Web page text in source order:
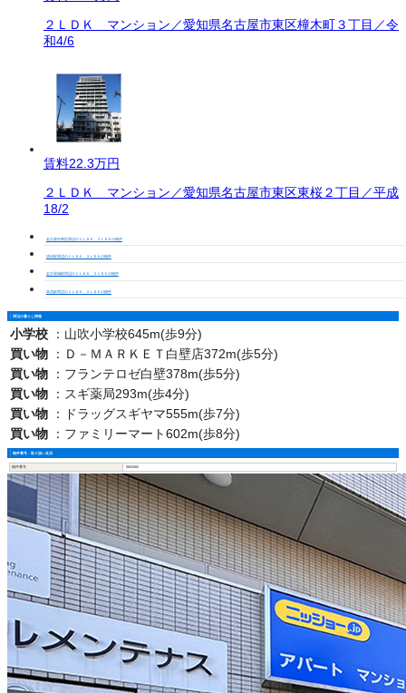
２ＬＤＫ マンション／愛知県名古屋市東区橦木町３丁目／令
和4/6
賃料22.3万円
２ＬＤＫ マンション／愛知県名古屋市東区東桜２丁目／平成
18/2
名古屋市東区周辺の１ＬＤＫ、２ＬＤＫの物件
清水駅周辺の１ＬＤＫ、２ＬＤＫの物件
名古屋城駅周辺の１ＬＤＫ、２ＬＤＫの物件
高岳駅周辺の１ＬＤＫ、２ＬＤＫの物件
周辺の暮らし情報
小学校 ： 山吹小学校645m(歩9分)
買い物
： Ｄ－ＭＡＲＫＥＴ白壁店372m(歩5分)
買い物
： フランテロゼ白壁378m(歩5分)
買い物
： スギ薬局293m(歩4分)
買い物
：
ドラッグスギヤマ555m(歩7分)
買い物
： ファミリーマート602m(歩8分)
物件番号・取り扱い支店
物件番号 5602082